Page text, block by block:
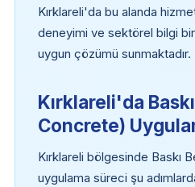
Kırklareli'da bu alanda
deneyimi ve sektörel bilgi
uygun çözümü sunmaktadır.
Kırklareli'da
Concrete)
Kırklareli bölgesinde Baskı
uygulama süreci şu